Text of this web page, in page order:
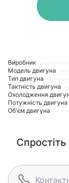
Виробник
Модель двигуна
Тип двигуна
Тактність двигуна
Охолодження
Потужність двигуна
Об'єм двигуна